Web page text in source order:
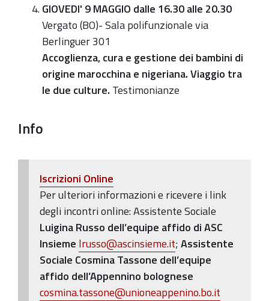
GIOVEDI' 9 MAGGIO dalle 16.30 alle 20.30
Vergato (BO)- Sala polifunzionale via
Berlinguer 301
Accoglienza, cura e gestione dei bambini di
origine marocchina e nigeriana. Viaggio tra
le due culture. Testimonianze
Info
Iscrizioni Online
Per ulteriori informazioni e ricevere i link
degli incontri online: Assistente Sociale
Luigina Russo dell’equipe affido di ASC
Insieme lrusso@ascinsieme.it;Assistente
Sociale Cosmina Tassone dell’equipe
affido dell’Appennino bolognese
cosmina.tassone@unioneappenino.bo.it